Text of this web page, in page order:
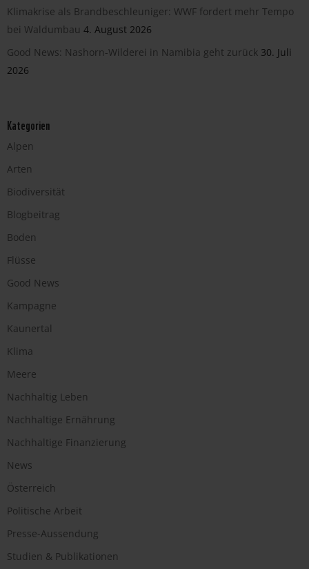
Klimakrise als Brandbeschleuniger: WWF fordert mehr Tempo
bei Waldumbau 4. August 2026
Good News: Nashorn-Wilderei in Namibia geht zurück 30. Juli
2026
Kategorien
Alpen
Arten
Biodiversität
Blogbeitrag
Boden
Flüsse
Good News
Kampagne
Kaunertal
Klima
Meere
Nachhaltig Leben
Nachhaltige Ernährung
Nachhaltige Finanzierung
News
Österreich
Politische Arbeit
Presse-Aussendung
Studien & Publikationen